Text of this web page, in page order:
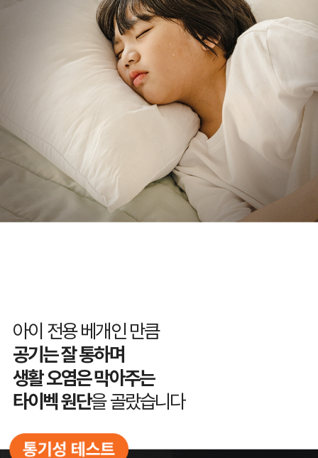
아이 전용 베개인 만큼
공기는 잘 통하며
생활 오염은 막아주는
타이벡 원단을 골랐습니다